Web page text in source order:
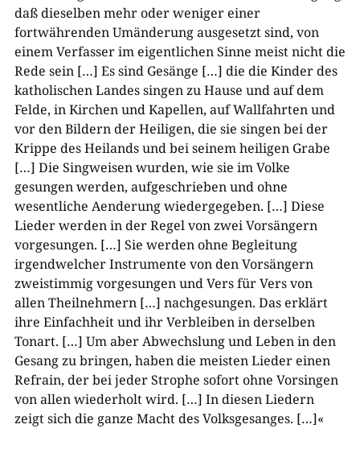
daß dieselben mehr oder weniger einer
fortwährenden Umänderung ausgesetzt sind, von
einem Verfasser im eigentlichen Sinne meist nicht die
Rede sein […] Es sind Gesänge […] die die Kinder des
katholischen Landes singen zu Hause und auf dem
Felde, in Kirchen und Kapellen, auf Wallfahrten und
vor den Bildern der Heiligen, die sie singen bei der
Krippe des Heilands und bei seinem heiligen Grabe
[…] Die Singweisen wurden, wie sie im Volke
gesungen werden, aufgeschrieben und ohne
wesentliche Aenderung wiedergegeben. […] Diese
Lieder werden in der Regel von zwei Vorsängern
vorgesungen. […] Sie werden ohne Begleitung
irgendwelcher Instrumente von den Vorsängern
zweistimmig vorgesungen und Vers für Vers von
allen Theilnehmern […] nachgesungen. Das erklärt
ihre Einfachheit und ihr Verbleiben in derselben
Tonart. […] Um aber Abwechslung und Leben in den
Gesang zu bringen, haben die meisten Lieder einen
Refrain, der bei jeder Strophe sofort ohne Vorsingen
von allen wiederholt wird. […] In diesen Liedern
zeigt sich die ganze Macht des Volksgesanges. […]«